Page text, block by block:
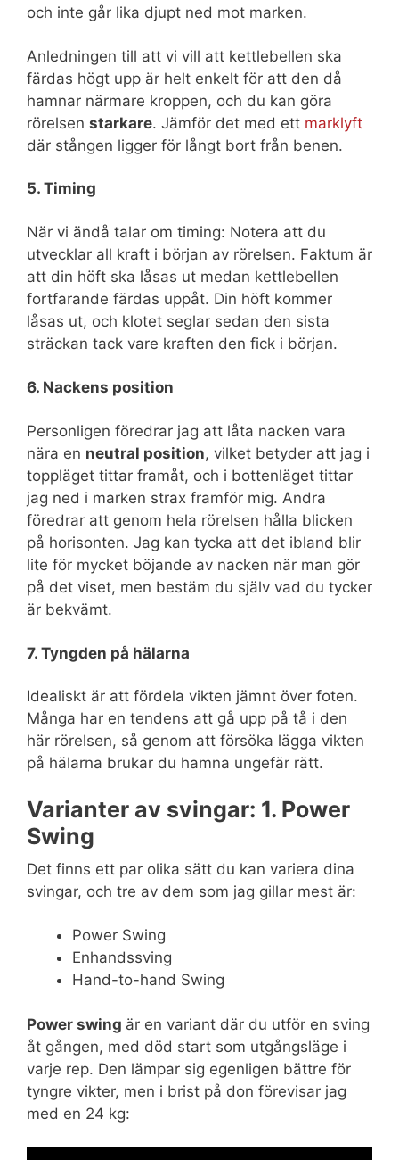
och inte går lika djupt ned mot marken.
Anledningen till att vi vill att kettlebellen ska
färdas högt upp är helt enkelt för att den då
hamnar närmare kroppen, och du kan göra
rörelsen starkare. Jämför det med ett marklyft
där stången ligger för långt bort från benen.
5. Timing
När vi ändå talar om timing: Notera att du
utvecklar all kraft i början av rörelsen. Faktum är
att din höft ska låsas ut medan kettlebellen
fortfarande färdas uppåt. Din höft kommer
låsas ut, och klotet seglar sedan den sista
sträckan tack vare kraften den fick i början.
6. Nackens position
Personligen föredrar jag att låta nacken vara
nära en neutral position, vilket betyder att jag i
toppläget tittar framåt, och i bottenläget tittar
jag ned i marken strax framför mig. Andra
föredrar att genom hela rörelsen hålla blicken
på horisonten. Jag kan tycka att det ibland blir
lite för mycket böjande av nacken när man gör
på det viset, men bestäm du själv vad du tycker
är bekvämt.
7. Tyngden på hälarna
Idealiskt är att fördela vikten jämnt över foten.
Många har en tendens att gå upp på tå i den
här rörelsen, så genom att försöka lägga vikten
på hälarna brukar du hamna ungefär rätt.
Varianter av svingar: 1. Power
Swing
Det finns ett par olika sätt du kan variera dina
svingar, och tre av dem som jag gillar mest är:
Power Swing
Enhandssving
Hand-to-hand Swing
Power swing är en variant där du utför en sving
åt gången, med död start som utgångsläge i
varje rep. Den lämpar sig egenligen bättre för
tyngre vikter, men i brist på don förevisar jag
med en 24 kg: